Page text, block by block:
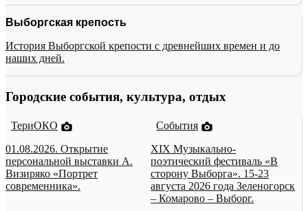
Выборгская крепость
История Выборгской крепости с древнейших времен и до
наших дней.
Городские события, культура, отдых
ТериОКО
01.08.2026. Открытие
персональной выставки А.
Визиряко «Портрет
современника».
События
XIX Музыкально-
поэтический фестиваль «В
сторону Выборга». 15-23
августа 2026 года Зеленогорск
– Комарово – Выборг.